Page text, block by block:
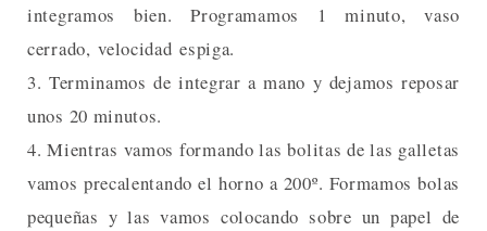
integramos bien. Programamos 1 minuto, vaso
cerrado, velocidad espiga.
3. Terminamos de integrar a mano y dejamos reposar
unos 20 minutos.
4. Mientras vamos formando las bolitas de las galletas
vamos precalentando el horno a 200º. Formamos bolas
pequeñas y las vamos colocando sobre un papel de